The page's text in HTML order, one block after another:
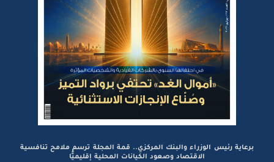
برعاية رئيس الوزراء والبنك المركزي.. قمة المجلة ترسم ملامح تنافسية
الاقتصاد وصعود الكيانات المحلية إقليميًّا